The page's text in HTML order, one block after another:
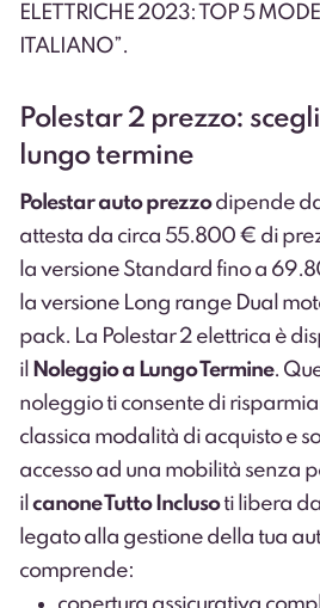
ELETTRICHE 2023: TOP 5
ITALIANO”.
Polestar 2 prezzo:
lungo termine
Polestar auto prezzodipende
attesta da circa 55.800 € di
la versione Standard fino a
la versione Long range Dual
pack. La Polestar 2 elettrica è
il
Noleggio a Lungo Termine.
noleggio ti consente di
classica modalità di acquisto e
accesso ad una mobilità senza
il canone Tutto Inclusoti libera
legato alla gestione della tua
comprende: